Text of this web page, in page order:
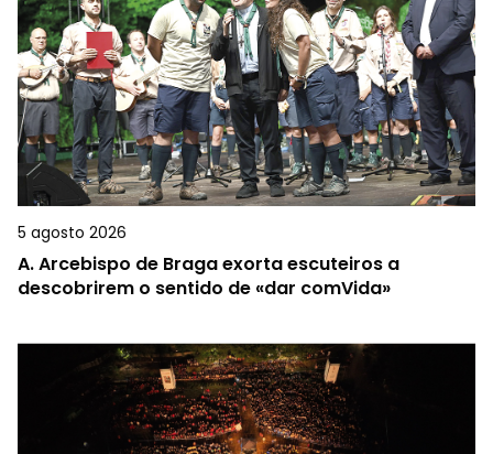
5 agosto 2026
A.Arcebispo de Braga exorta escuteiros a
descobrirem o sentido de «dar comVida»